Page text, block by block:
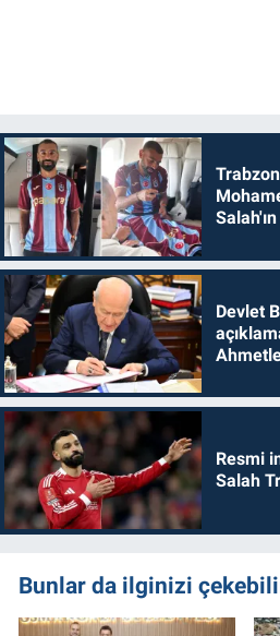
Devlet
Resmi
Salah
Bunlar da ilginizi